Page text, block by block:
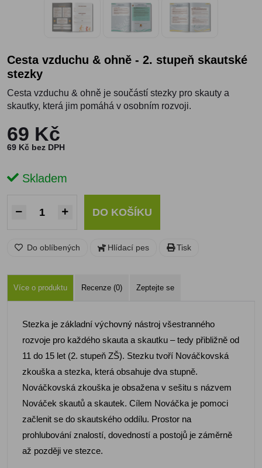
Cesta vzduchu & ohně - 2. stupeň skautské
stezky
Cesta vzduchu & ohně je součástí stezky pro skauty a
skautky, která jim pomáhá v osobním rozvoji.
69 Kč
69 Kč bez DPH
Skladem
DO KOŠÍKU
Do oblíbených Hlídací pes Tisk
Více o produktu Recenze (0) Zeptejte se
Stezka je základní výchovný nástroj všestranného
rozvoje pro každého skauta a skautku – tedy přibližně od
11 do 15 let (2. stupeň ZŠ). Stezku tvoří Nováčkovská
zkouška a stezka, která obsahuje dva stupně.
Nováčkovská zkouška je obsažena v sešitu s názvem
Nováček skautů a skautek. Cílem Nováčka je pomoci
začlenit se do skautského oddílu. Prostor na
prohlubování znalostí, dovedností a postojů je záměrně
až později ve stezce.